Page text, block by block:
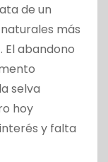
de un
más
abandono
selva
hoy
y falta